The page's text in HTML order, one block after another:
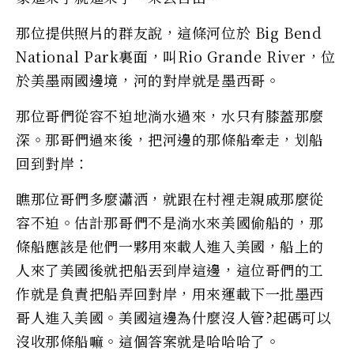
那位提供照片的群友說，這條河位於 Big Bend
National Park裏面，叫Rio Grande River，位
於美墨兩國邊境，河的對岸就是墨西哥。
那位哥們從容不迫地淌水過來，水只有膝蓋那麼
深。那哥們過來後，把河邊的那條船牽走，划船
回到對岸：
瞧那位哥們多麼瀟洒，就跟在村裡走親戚那麼從
容不迫。估計那哥們不是淌水來美國偷船的，那
條船應該是他們一夥用來載人進入美國，船上的
人來了美國後就把船丟到岸這邊，這位哥們的工
作就是負責把船弄回對岸，用來運載下一批墨西
哥人進入美國。美國這邊為什麼沒人管?起碼可以
沒收那條船嘛。這個答案就是哈哈哈了。